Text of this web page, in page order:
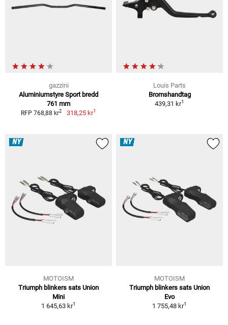
gazzini
Aluminiumstyre Sport bredd
761 mm
RFP 768,88 kr2 318,25 kr1
Louis Parts
Bromshandtag
439,31 kr1
NY
MOTOISM
Triumph blinkers sats Union
Mini
1 645,63 kr1
NY
MOTOISM
Triumph blinkers sats Union
Evo
1 755,48 kr1